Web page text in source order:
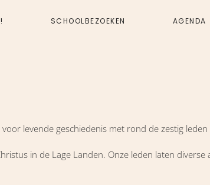
SCHOOLBEZOEKEN AGENDA
levende geschiedenis met rond de zestig
in de Lage Landen. Onze leden laten